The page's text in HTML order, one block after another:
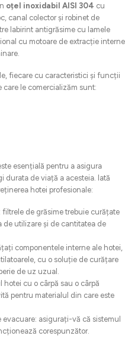
oțel inoxidabil AISI 304 cu
canal colector și robinet de
labirint antigrăsime cu lamele
cu motoare de extracție interne
fiecare cu caracteristici și funcții
le comercializăm sunt:
esențială pentru a asigura
de viață a acesteia. Iată
hotei profesionale:
de grăsime trebuie curățate
utilizare și de cantitatea de
componentele interne ale hotei,
cu o soluție de curățare
de uz uzual.
cu o cârpă sau o cârpă
pentru materialul din care este
asigurați-vă că sistemul
corespunzător.